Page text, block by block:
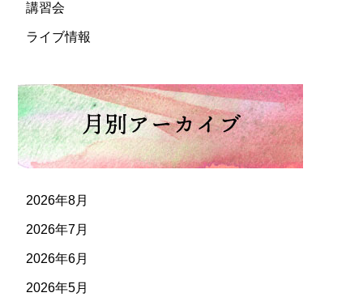
講習会
ライブ情報
2026年8月
2026年7月
2026年6月
2026年5月